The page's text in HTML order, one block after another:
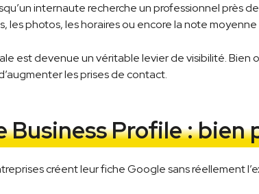
internaute recherche un professionnel près
les photos, les horaires ou encore la note
est devenue un véritable levier de visibilité. Bien
les prises de contact.
Business Profile :
créent leur fiche Google sans réellement